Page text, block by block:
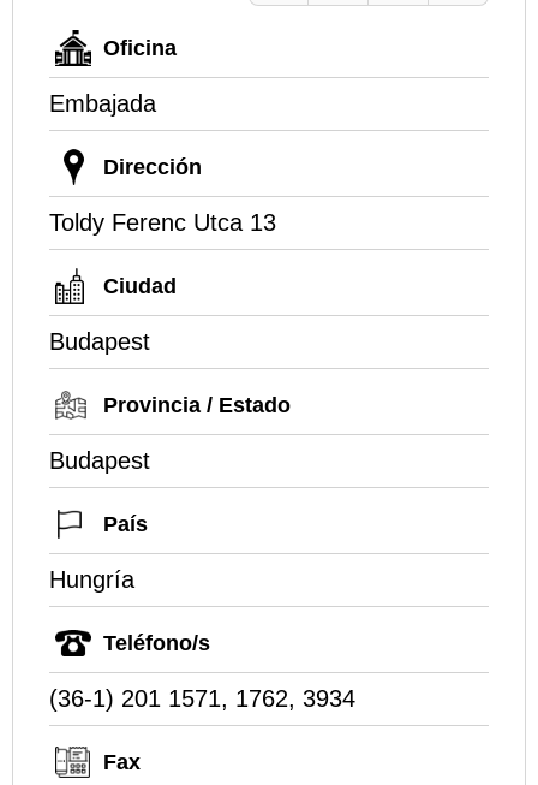
Oficina
Embajada
Dirección
Toldy Ferenc Utca 13
Ciudad
Budapest
Provincia / Estado
Budapest
País
Hungría
Teléfono/s
(36-1) 201 1571, 1762, 3934
Fax